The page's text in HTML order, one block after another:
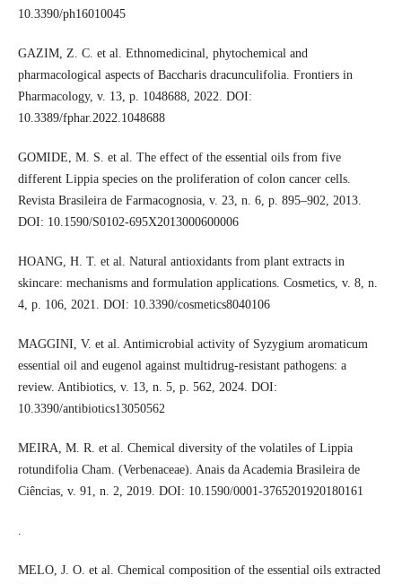
10.3390/ph16010045
GAZIM, Z. C. et al. Ethnomedicinal, phytochemical and
pharmacological aspects of Baccharis dracunculifolia. Frontiers in
Pharmacology, v. 13, p. 1048688, 2022. DOI:
10.3389/fphar.2022.1048688
GOMIDE, M. S. et al. The effect of the essential oils from five
different Lippia species on the proliferation of colon cancer cells.
Revista Brasileira de Farmacognosia, v. 23, n. 6, p. 895–902, 2013.
DOI: 10.1590/S0102-695X2013000600006
HOANG, H. T. et al. Natural antioxidants from plant extracts in
skincare: mechanisms and formulation applications. Cosmetics, v. 8, n.
4, p. 106, 2021. DOI: 10.3390/cosmetics8040106
MAGGINI, V. et al. Antimicrobial activity of Syzygium aromaticum
essential oil and eugenol against multidrug-resistant pathogens: a
review. Antibiotics, v. 13, n. 5, p. 562, 2024. DOI:
10.3390/antibiotics13050562
MEIRA, M. R. et al. Chemical diversity of the volatiles of Lippia
rotundifolia Cham. (Verbenaceae). Anais da Academia Brasileira de
Ciências, v. 91, n. 2, 2019. DOI: 10.1590/0001-3765201920180161
.
MELO, J. O. et al. Chemical composition of the essential oils extracted